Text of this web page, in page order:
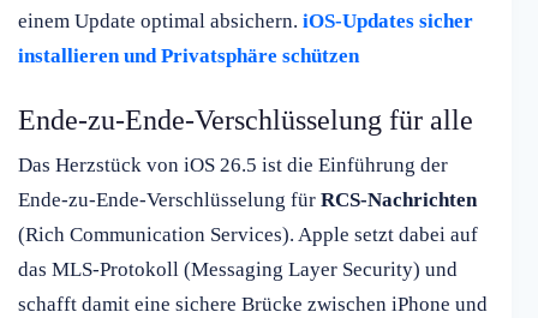
einem Update optimal absichern. iOS-Updates sicher
installieren und Privatsphäre schützen
Ende-zu-Ende-Verschlüsselung für alle
Das Herzstück von iOS 26.5 ist die Einführung der
Ende-zu-Ende-Verschlüsselung für RCS-Nachrichten
(Rich Communication Services). Apple setzt dabei auf
das MLS-Protokoll (Messaging Layer Security) und
schafft damit eine sichere Brücke zwischen iPhone und